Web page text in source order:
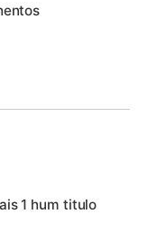
1 hum titulo